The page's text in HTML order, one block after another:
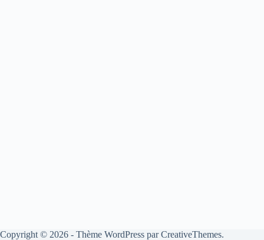
Copyright © 2026 - Thème WordPress parCreativeThemes.